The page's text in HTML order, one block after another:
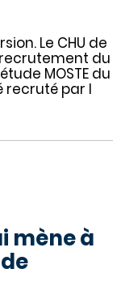
Le CHU de
du
MOSTE du
recruté par l
mène à